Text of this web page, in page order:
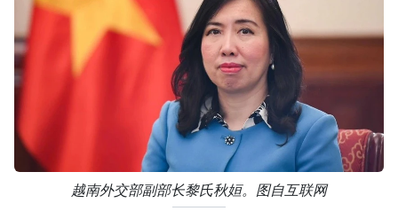
越南外交部副部长黎氏秋姮。图自互联网